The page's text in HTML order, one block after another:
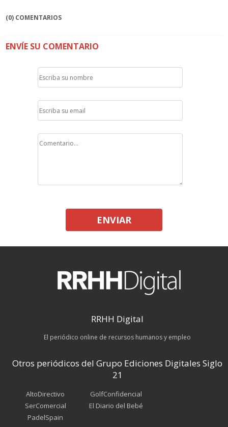
(0) COMENTARIOS
ENVÍE SU COMENTARIO
ENVIAR
RRHH Digital
El periódico online de recursos humanos y empleo
Otros periódicos del Grupo Ediciones Digitales Siglo
21
AltoDirectivo
SerComercial
PadelSpain
GolfConfidencial
El Diario del Bebé